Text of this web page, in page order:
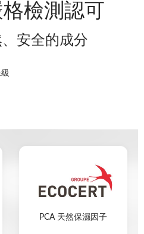
檢測認可
安全的成分
PCA 天然保濕因子